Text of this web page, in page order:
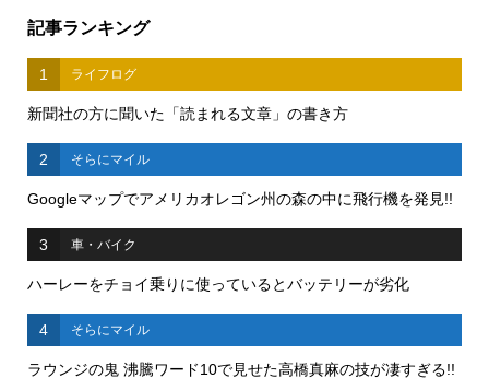
記事ランキング
1 ライフログ
新聞社の方に聞いた「読まれる文章」の書き方
2 そらにマイル
Googleマップでアメリカオレゴン州の森の中に飛行機を発見!!
3 車・バイク
ハーレーをチョイ乗りに使っているとバッテリーが劣化
4 そらにマイル
ラウンジの鬼 沸騰ワード10で見せた高橋真麻の技が凄すぎる!!